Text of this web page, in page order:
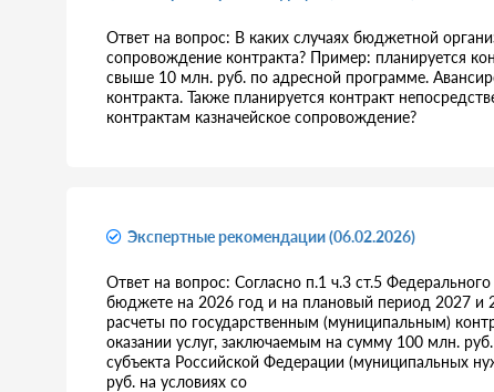
Ответ на вопрос: В каких случаях бюджетной
сопровождение контракта? Пример: планируется
свыше 10 млн. руб. по адресной программе.
контракта. Также планируется контракт
контрактам казначейское сопровождение?
Экспертные рекомендации (06.02.2026)
Ответ на вопрос: Согласно п.1 ч.3 ст.5
бюджете на 2026 год и на плановый период 2027 и
расчеты по государственным (муниципальным)
оказании услуг, заключаемым на сумму 100 млн.
субъекта Российской Федерации (муниципальных
руб. на условиях со